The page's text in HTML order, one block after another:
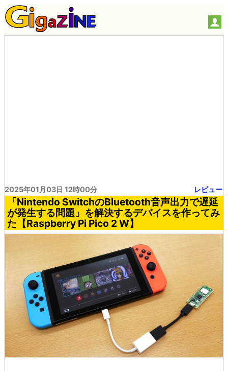
2025年01月03日 12時00分 レビュー
「Nintendo SwitchのBluetooth音声出力で遅延
が発生する問題」を解決するデバイスを作ってみ
た【Raspberry Pi Pico 2 W】